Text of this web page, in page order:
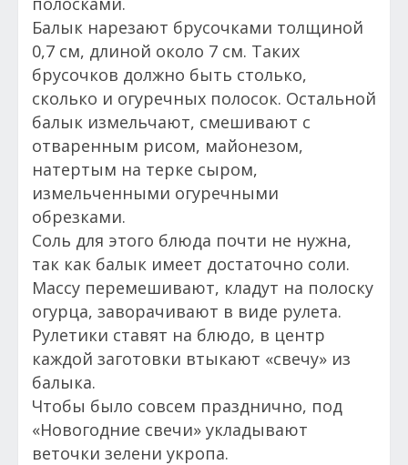
Балык нарезают брусочками толщиной
0,7 см, длиной около 7 см. Таких
брусочков должно быть столько,
сколько и огуречных полосок. Остальной
балык измельчают, смешивают с
отваренным рисом, майонезом,
натертым на терке сыром,
измельченными огуречными
обрезками.
Соль для этого блюда почти не нужна,
так как балык имеет достаточно соли.
Массу перемешивают, кладут на полоску
огурца, заворачивают в виде рулета.
Рулетики ставят на блюдо, в центр
каждой заготовки втыкают «свечу» из
балыка.
Чтобы было совсем празднично, под
«Новогодние свечи» укладывают
веточки зелени укропа.